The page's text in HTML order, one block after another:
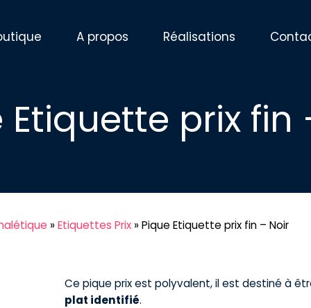
A propos Réalisations
Etiquette prix fin
»Etiquettes Prix »Pique Etiquette prix fin – Noir
Ce pique prix est polyvalent, il est destiné à
plat identifié.